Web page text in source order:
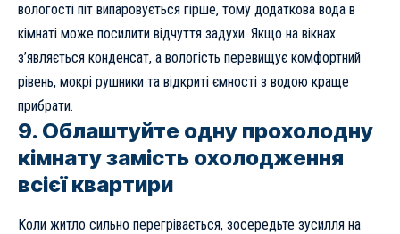
вологості піт випаровується гірше, тому додаткова вода в
кімнаті може посилити відчуття задухи. Якщо на вікнах
з’являється конденсат, а вологість перевищує комфортний
рівень, мокрі рушники та відкриті ємності з водою краще
прибрати.
9. Облаштуйте одну прохолодну
кімнату замість охолодження
всієї квартири
Коли житло сильно перегрівається, зосередьте зусилля на